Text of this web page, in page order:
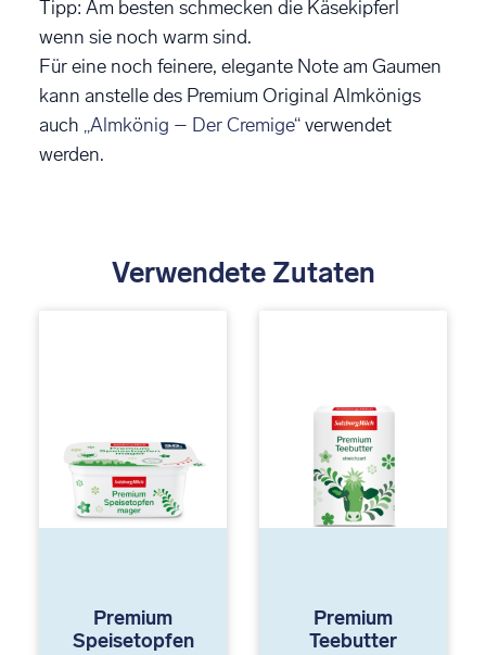
Tipp: Am besten schmecken die Käsekipferl
wenn sie noch warm sind.
Für eine noch feinere, elegante Note am Gaumen
kann anstelle des Premium Original Almkönigs
auch „Almkönig – Der Cremige“verwendet
werden.
Verwendete Zutaten
Premium
Speisetopfen
Premium
Teebutter